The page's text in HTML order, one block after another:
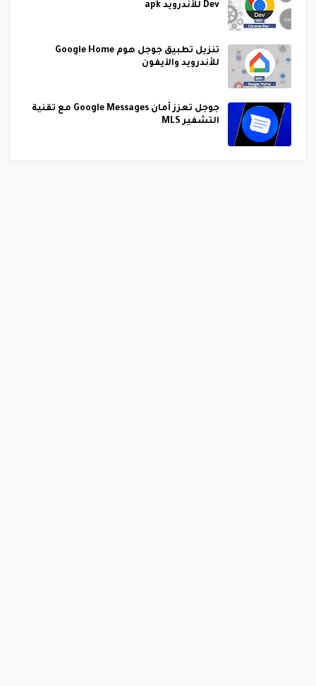
Dev للأندرويد apk
تنزيل تطبيق جوجل هوم Google Home
للأندرويد والآيفون
جوجل تعزز أمان Google Messages مع تقنية
التشفير MLS